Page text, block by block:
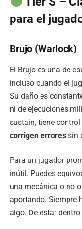
para el
Brujo (Warlock)
El Brujo es una de
incluso cuando el
Su daño es
ni de ejecuciones
sustain, tiene
corrigen errores sin
Para un jugador
inútil. Puedes
una mecánica o no
aportando. Siempre
algo. De estar